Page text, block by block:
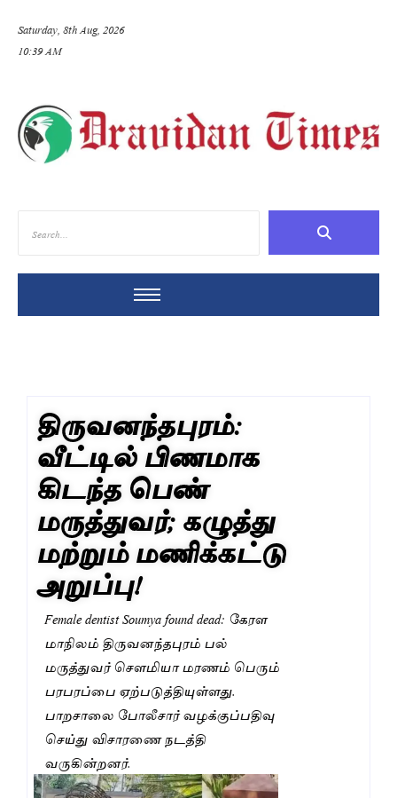
Saturday, 8th Aug, 2026
10:39 AM
திருவனந்தபுரம்:
வீட்டில் பிணமாக
கிடந்த பெண்
மருத்துவர்; கழுத்து
மற்றும் மணிக்கட்டு
அறுப்பு!
Female dentist Soumya found dead: கேரள
மாநிலம் திருவனந்தபுரம் பல்
மருத்துவர் செளமியா மரணம் பெரும்
பரபரப்பை ஏற்படுத்தியுள்ளது.
பாறசாலை போலீசார் வழக்குப்பதிவு
செய்து விசாரணை நடத்தி
வருகின்றனர்.